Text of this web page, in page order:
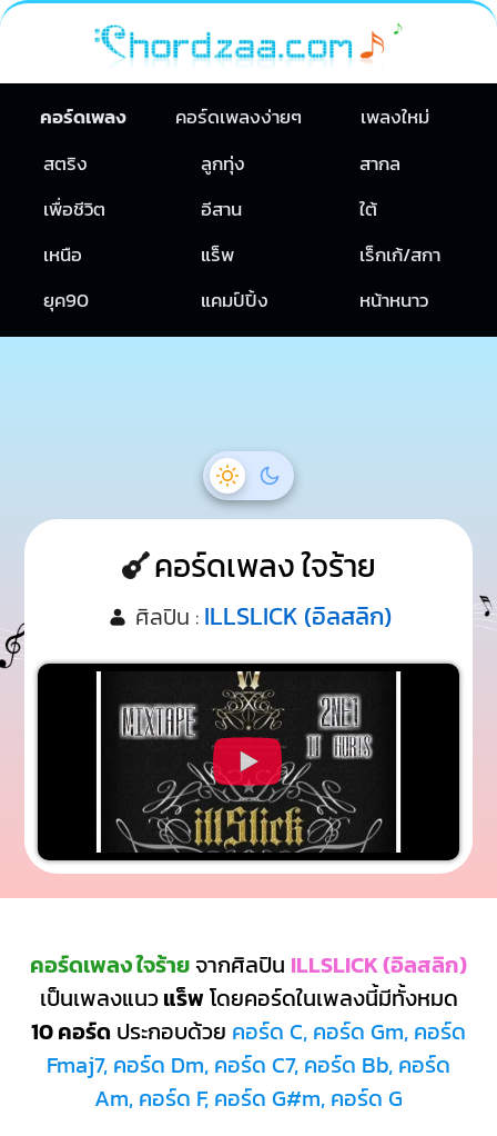
คอร์ดเพลง คอร์ดเพลงง่ายๆ
เพลงใหม่
สตริง
ลูกทุ่ง
สากล
เพื่อชีวิต
อีสาน
ใต้
เหนือ
แร็พ
เร็กเก้/สกา
ยุค90
แคมป์ปิ้ง หน้าหนาว
คอร์ดเพลง ใจร้าย
ศิลปิน : ILLSLICK (อิลสลิก)
คอร์ดเพลง ใจร้าย จากศิลปิน ILLSLICK (อิลสลิก)
เป็นเพลงแนวแร็พโดยคอร์ดในเพลงนี้มีทั้งหมด
10 คอร์ด ประกอบด้วย คอร์ด C, คอร์ด Gm, คอร์ด
Fmaj7, คอร์ด Dm, คอร์ด C7, คอร์ด Bb, คอร์ด
Am, คอร์ด F, คอร์ด G#m, คอร์ด G